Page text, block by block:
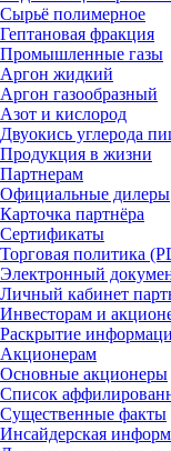
Сырьё полимерное
Гептановая фракция
Промышленные газы
Аргон жидкий
Аргон газообразный
Азот и кислород
Двуокись углерода
Продукция в жизни
Партнерам
Официальные дилеры
Карточка партнёра
Сертификаты
Торговая политика
Электронный
Личный кабинет
Инвесторам и
Раскрытие
Акционерам
Основные акционеры
Список
Существенные факты
Инсайдерская